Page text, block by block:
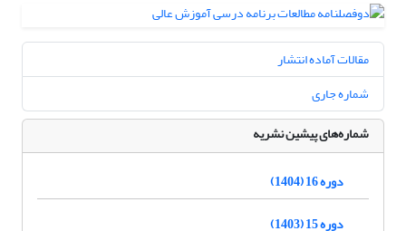
مقالات آماده انتشار
شماره جاری
شماره‌های پیشین نشریه
دوره 16 (1404)
دوره 15 (1403)